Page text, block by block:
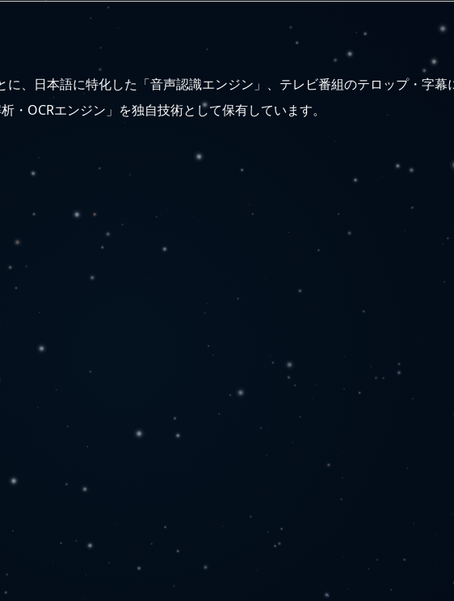
、日本語に特化した「音声認識エンジン」、テレビ番組のテロップ・字幕
・OCRエンジン」を独自技術として保有しています。